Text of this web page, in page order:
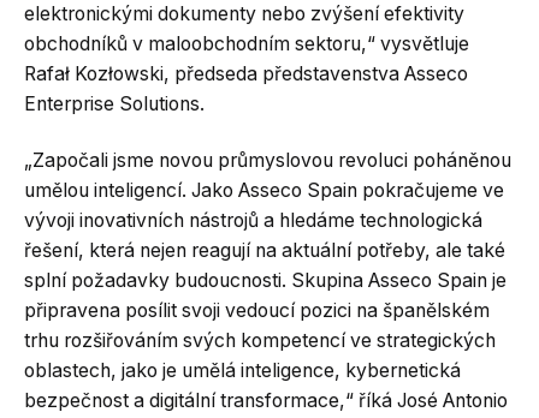
elektronickými dokumenty nebo zvýšení efektivity
obchodníků v maloobchodním sektoru,“ vysvětluje
Rafał Kozłowski, předseda představenstva Asseco
Enterprise Solutions.
„Započali jsme novou průmyslovou revoluci poháněnou
umělou inteligencí. Jako Asseco Spain pokračujeme ve
vývoji inovativních nástrojů a hledáme technologická
řešení, která nejen reagují na aktuální potřeby, ale také
splní požadavky budoucnosti. Skupina Asseco Spain je
připravena posílit svoji vedoucí pozici na španělském
trhu rozšiřováním svých kompetencí ve strategických
oblastech, jako je umělá inteligence, kybernetická
bezpečnost a digitální transformace,“ říká José Antonio